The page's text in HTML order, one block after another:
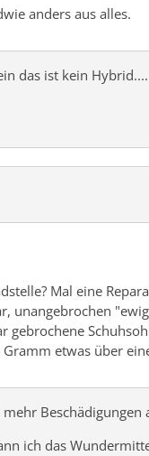
anders aus alles.
das ist kein
Mal eine
unangebrochen
gebrochene
etwas über
Beschädigungen
ich das